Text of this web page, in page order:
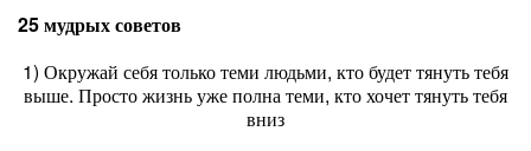
25 мудрых советов
1) Окружай себя только теми людьми, кто будет тянуть тебя
выше. Просто жизнь уже полна теми, кто хочет тянуть тебя
вниз